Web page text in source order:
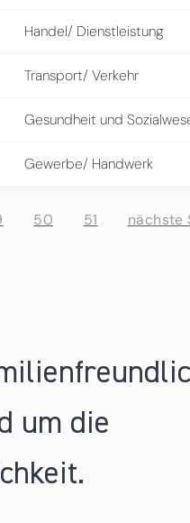
Handel/ Dienstleistung
Transport/ Verkehr
Gesundheit und
Gewerbe/ Handwerk
50 51 nächste
um die